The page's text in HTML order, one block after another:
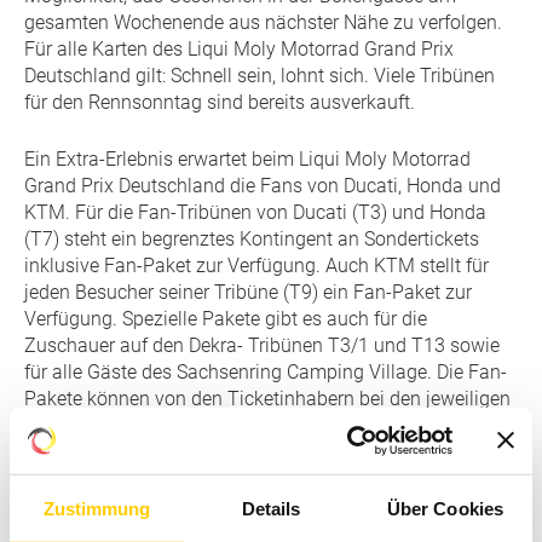
Zustimmung Details Über Cookies
gesamten Wochenende aus nächster Nähe zu verfolgen.
Für alle Karten des Liqui Moly Motorrad Grand Prix
Deutschland gilt: Schnell sein, lohnt sich. Viele Tribünen
für den Rennsonntag sind bereits ausverkauft.
Ein Extra-Erlebnis erwartet beim Liqui Moly Motorrad
Grand Prix Deutschland die Fans von Ducati, Honda und
KTM. Für die Fan-Tribünen von Ducati (T3) und Honda
(T7) steht ein begrenztes Kontingent an Sondertickets
inklusive Fan-Paket zur Verfügung. Auch KTM stellt für
jeden Besucher seiner Tribüne (T9) ein Fan-Paket zur
Verfügung. Spezielle Pakete gibt es auch für die
Zuschauer auf den Dekra- Tribünen T3/1 und T13 sowie
für alle Gäste des Sachsenring Camping Village. Die Fan-
Pakete können von den Ticketinhabern bei den jeweiligen
Tribünen vor Ort abgeholt werden.
Karten für eine der größten nationalen
Einzelsportveranstaltungen sind im Online-Ticketshop
unteradac.de/motogp